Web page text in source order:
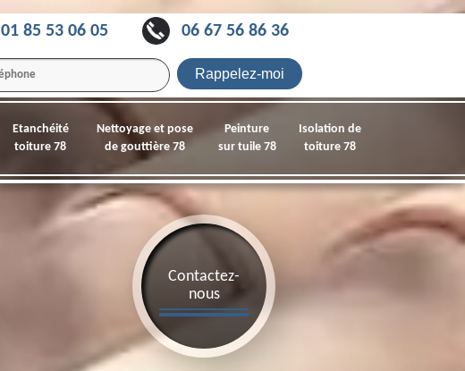
01 85 53 06 05 06 67 56 86 36
Etanchéité
toiture 78
Nettoyage et pose
de gouttière 78
Peinture
sur tuile 78
Isolation de
toiture 78
Contactez-
nous